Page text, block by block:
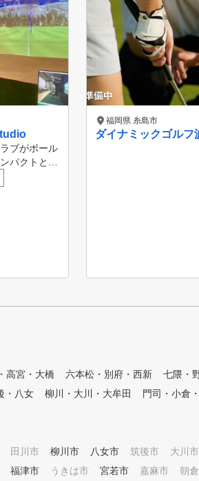
ブがボール
パクトとい
はゴルフ
も重要な部
き、 イン
作りをサポ
福岡県 糸島市
ダイナミックゴルフ
高宮・大橋 六本松・別府・西新 七隈・
・八女 柳川・大川・大牟田 門司・小倉
田川市 柳川市 八女市 筑後市 大川市
福津市 うきは市 宮若市 嘉麻市 朝